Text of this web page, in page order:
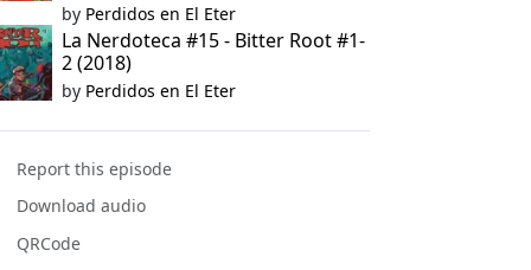
by Perdidos en El Eter
La Nerdoteca #15 - Bitter Root #1-
2 (2018)
by Perdidos en El Eter
Report this episode
Download audio
QRCode